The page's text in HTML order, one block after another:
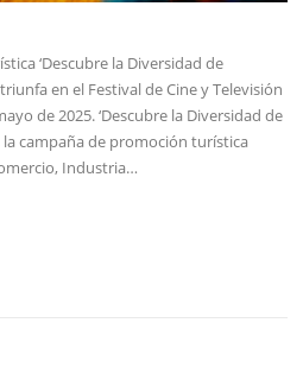
‘Descubre la Diversidad de
en el Festival de Cine y Televisión
de 2025. ‘Descubre la Diversidad de
la campaña de promoción turística
Industria…